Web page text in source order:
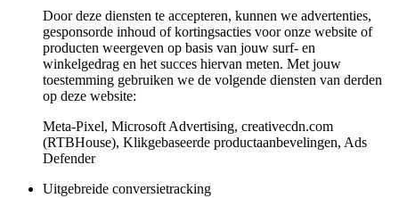
Door deze diensten te accepteren, kunnen we advertenties,
gesponsorde inhoud of kortingsacties voor onze website of
producten weergeven op basis van jouw surf- en
winkelgedrag en het succes hiervan meten. Met jouw
toestemming gebruiken we de volgende diensten van derden
op deze website:
Meta-Pixel, Microsoft Advertising, creativecdn.com
(RTBHouse), Klikgebaseerde productaanbevelingen, Ads
Defender
Uitgebreide conversietracking